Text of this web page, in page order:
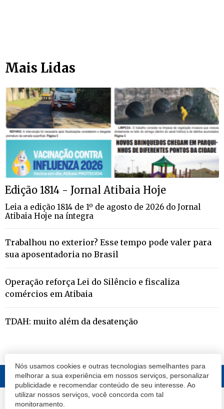
Nós usamos cookies e outras tecnologias semelhantes para
melhorar a sua experiência em nossos serviços, personalizar
publicidade e recomendar conteúdo de seu interesse. Ao
utilizar nossos serviços, você concorda com tal
monitoramento.
Mais Lidas
Edição 1814 - Jornal Atibaia Hoje
Leia a edição 1814 de 1º de agosto de 2026 do Jornal
Atibaia Hoje na íntegra
Trabalhou no exterior? Esse tempo pode valer para
sua aposentadoria no Brasil
Operação reforça Lei do Silêncio e fiscaliza
comércios em Atibaia
TDAH: muito além da desatenção
© 2020 Atibaia Hoje.